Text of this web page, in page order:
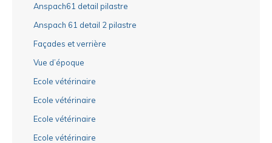
Anspach61 detail pilastre
Anspach 61 detail 2 pilastre
Façades et verrière
Vue d’époque
Ecole vétérinaire
Ecole vétérinaire
Ecole vétérinaire
Ecole vétérinaire